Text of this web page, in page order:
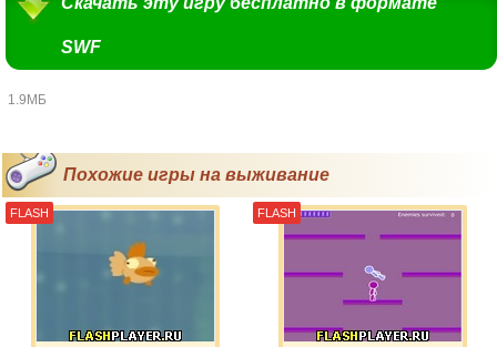
SWF
1.9МБ
Похожие игры на выживание
FLASH FLASH